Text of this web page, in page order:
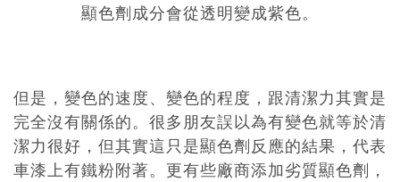
顯色劑成分會從透明變成紫色。
但是，變色的速度、變色的程度，跟清潔力其實是
完全沒有關係的。很多朋友誤以為有變色就等於清
潔力很好，但其實這只是顯色劑反應的結果，代表
車漆上有鐵粉附著。更有些廠商添加劣質顯色劑，